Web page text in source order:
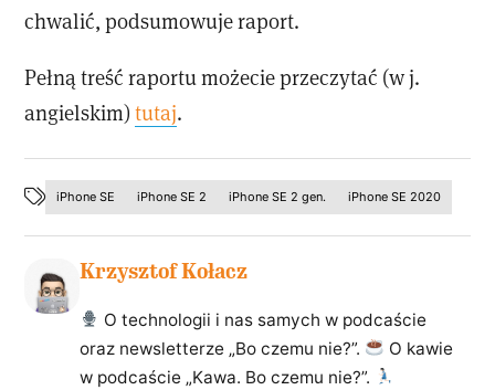
chwalić, podsumowuje raport.
Pełną treść raportu możecie przeczytać (w j.
angielskim)tutaj.
iPhone SE iPhone SE 2 iPhone SE 2 gen. iPhone SE 2020
Krzysztof Kołacz
O technologii i nas samych w podcaście
oraz newsletterze „Bo czemu nie?”.
O kawie
w podcaście „Kawa. Bo czemu nie?”.